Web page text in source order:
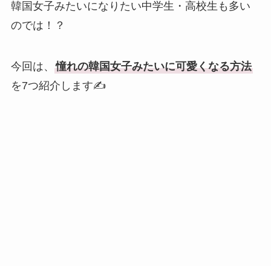
韓国女子みたいになりたい中学生・高校生も多い
のでは！？
今回は、 憧れの韓国女子みたいに可愛くなる方法
を7つ紹介します✍️